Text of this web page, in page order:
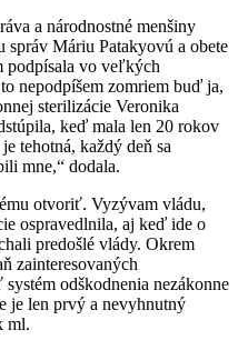
a národnostné menšiny
Máriu Patakyovú a obete
podpísala vo veľkých
nepodpíšem zomriem buď ja,
sterilizácie Veronika
keď mala len 20 rokov
tehotná, každý deň sa
mne,“ dodala.
otvoriť. Vyzývam vládu,
ospravedlnila, aj keď ide o
predošlé vlády. Okrem
zainteresovaných
odškodnenia nezákonne
je len prvý a nevyhnutný
ml.